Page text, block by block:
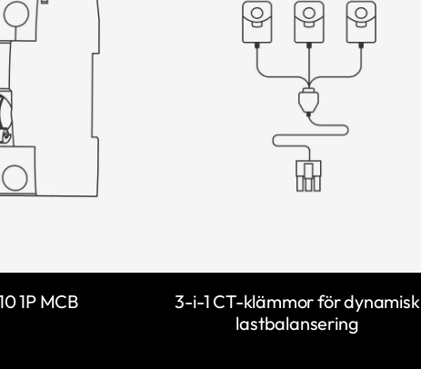
1P MCB
3-i-1 CT-klämmor för dynamisk
lastbalansering